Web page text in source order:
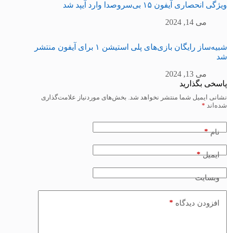
ویژگی انحصاری آیفون ۱۵ بی‌سروصدا وارد آیپد شد
می 14, 2024
شبیه‌ساز رایگان بازی‌های پلی استیشن ۱ برای آیفون منتشر
شد
می 13, 2024
پاسخی بگذارید
نشانی ایمیل شما منتشر نخواهد شد. بخش‌های موردنیاز علامت‌گذاری
شده‌اند *
نام*
ایمیل*
وبسایت
افزودن دیدگاه *